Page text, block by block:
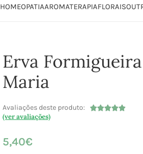
HOMEOPATIAAROMATERAPIAFLORAIS
Erva
Maria
Avaliações deste produto: 
(ver avaliações)
5,40€